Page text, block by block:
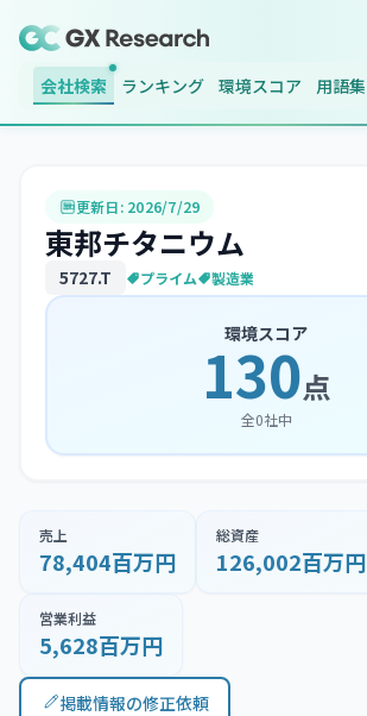
会社検索 ランキング 環境スコア 用語集
更新日: 2026/7/29
東邦チタニウム
5727.T プライム 製造業
環境スコア
130点
全0社中
売上
78,404百万円
総資産
126,002百万円
営業利益
5,628百万円
掲載情報の修正依頼